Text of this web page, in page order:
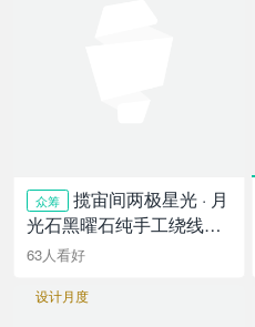
众筹
揽宙间两极星光 · 月
光石黑曜石纯手工绕线行
星吊坠
63人看好
设计月度